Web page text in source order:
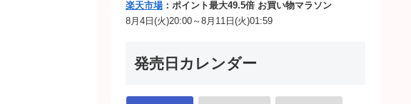
楽天市場 ：ポイント最大49.5倍 お買い物マラソン
8月4日(火)20:00～8月11日(火)01:59
発売日カレンダー